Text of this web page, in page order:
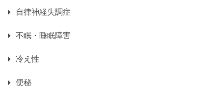
自律神経失調症
不眠・睡眠障害
冷え性
便秘